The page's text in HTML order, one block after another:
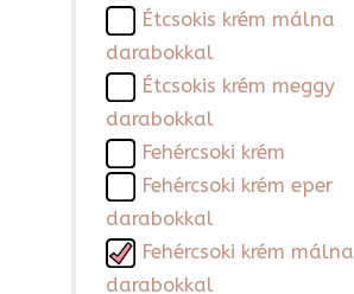
Étcsokis krém málna
darabokkal
Étcsokis krém meggy
darabokkal
Fehércsoki krém
Fehércsoki krém eper
darabokkal
Fehércsoki krém málna
darabokkal